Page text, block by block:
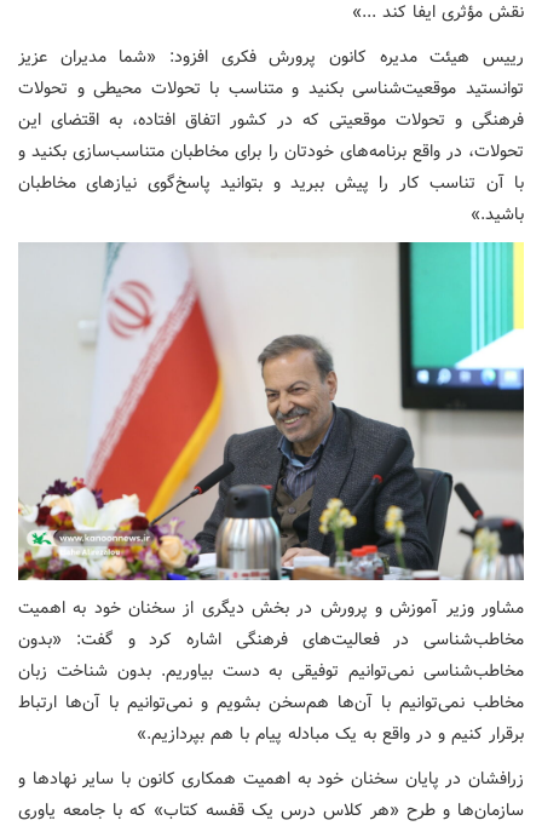
نقش مؤثری ایفا کند ...»
رییس هیئت مدیره کانون پرورش فکری افزود: «شما مدیران عزیز
توانستید موقعیت‌شناسی بکنید و متناسب با تحولات محیطی و تحولات
فرهنگی و تحولات موقعیتی که در کشور اتفاق افتاده، به اقتضای این
تحولات، در واقع برنامه‌های خودتان را برای مخاطبان متناسب‌سازی بکنید و
با آن تناسب کار را پیش ببرید و بتوانید پاسخ‌گوی نیازهای مخاطبان
باشید.»
مشاور وزیر آموزش و پرورش در بخش دیگری از سخنان خود به اهمیت
مخاطب‌شناسی در فعالیت‌های فرهنگی اشاره کرد و گفت: «بدون
مخاطب‌شناسی نمی‌توانیم توفیقی به دست بیاوریم. بدون شناخت زبان
مخاطب نمی‌توانیم با آن‌ها هم‌سخن بشویم و نمی‌توانیم با آن‌ها ارتباط
برقرار کنیم و در واقع به یک مبادله پیام با هم بپردازیم.»
زرافشان در پایان سخنان خود به اهمیت همکاری کانون با سایر نهادها و
سازمان‌ها و طرح «هر کلاس درس یک قفسه کتاب» که با جامعه یاوری